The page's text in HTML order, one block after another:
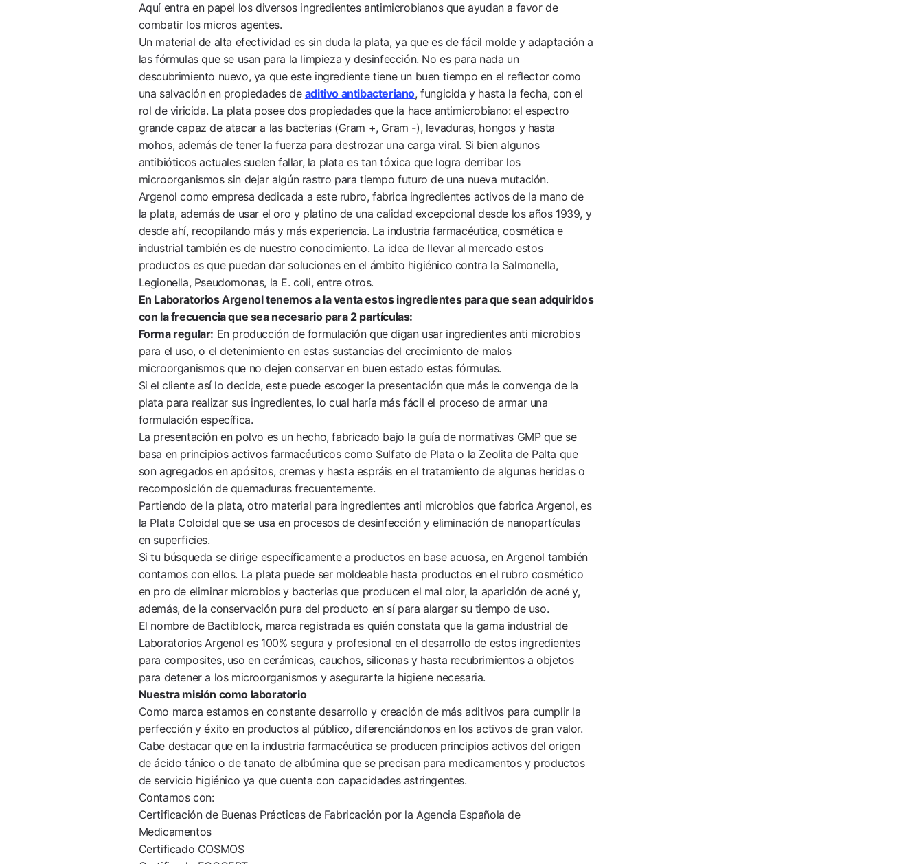
Aquí entra en papel los diversos ingredientes antimicrobianos que ayudan a favor de
combatir los micros agentes.
Un material de alta efectividad es sin duda la plata, ya que es de fácil molde y adaptación a
las fórmulas que se usan para la limpieza y desinfección. No es para nada un
descubrimiento nuevo, ya que este ingrediente tiene un buen tiempo en el reflector como
una salvación en propiedades de aditivo antibacteriano, fungicida y hasta la fecha, con el
rol de viricida. La plata posee dos propiedades que la hace antimicrobiano: el espectro
grande capaz de atacar a las bacterias (Gram +, Gram -), levaduras, hongos y hasta
mohos, además de tener la fuerza para destrozar una carga viral. Si bien algunos
antibióticos actuales suelen fallar, la plata es tan tóxica que logra derribar los
microorganismos sin dejar algún rastro para tiempo futuro de una nueva mutación.
Argenol como empresa dedicada a este rubro, fabrica ingredientes activos de la mano de
la plata, además de usar el oro y platino de una calidad excepcional desde los años 1939, y
desde ahí, recopilando más y más experiencia. La industria farmacéutica, cosmética e
industrial también es de nuestro conocimiento. La idea de llevar al mercado estos
productos es que puedan dar soluciones en el ámbito higiénico contra la Salmonella,
Legionella, Pseudomonas, la E. coli, entre otros.
En Laboratorios Argenol tenemos a la venta estos ingredientes para que sean adquiridos
con la frecuencia que sea necesario para 2 partículas:
Forma regular: En producción de formulación que digan usar ingredientes anti microbios
para el uso, o el detenimiento en estas sustancias del crecimiento de malos
microorganismos que no dejen conservar en buen estado estas fórmulas.
Si el cliente así lo decide, este puede escoger la presentación que más le convenga de la
plata para realizar sus ingredientes, lo cual haría más fácil el proceso de armar una
formulación específica.
La presentación en polvo es un hecho, fabricado bajo la guía de normativas GMP que se
basa en principios activos farmacéuticos como Sulfato de Plata o la Zeolita de Palta que
son agregados en apósitos, cremas y hasta espráis en el tratamiento de algunas heridas o
recomposición de quemaduras frecuentemente.
Partiendo de la plata, otro material para ingredientes anti microbios que fabrica Argenol, es
la Plata Coloidal que se usa en procesos de desinfección y eliminación de nanopartículas
en superficies.
Si tu búsqueda se dirige específicamente a productos en base acuosa, en Argenol también
contamos con ellos. La plata puede ser moldeable hasta productos en el rubro cosmético
en pro de eliminar microbios y bacterias que producen el mal olor, la aparición de acné y,
además, de la conservación pura del producto en sí para alargar su tiempo de uso.
El nombre de Bactiblock, marca registrada es quién constata que la gama industrial de
Laboratorios Argenol es 100% segura y profesional en el desarrollo de estos ingredientes
para composites, uso en cerámicas, cauchos, siliconas y hasta recubrimientos a objetos
para detener a los microorganismos y asegurarte la higiene necesaria.
Nuestra misión como laboratorio
Como marca estamos en constante desarrollo y creación de más aditivos para cumplir la
perfección y éxito en productos al público, diferenciándonos en los activos de gran valor.
Cabe destacar que en la industria farmacéutica se producen principios activos del origen
de ácido tánico o de tanato de albúmina que se precisan para medicamentos y productos
de servicio higiénico ya que cuenta con capacidades astringentes.
Contamos con:
Certificación de Buenas Prácticas de Fabricación por la Agencia Española de
Medicamentos
Certificado COSMOS